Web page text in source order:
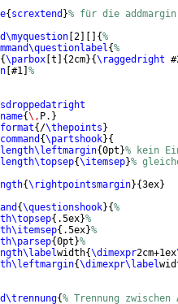
{ scrextend }% für die addmargin
2 {%
{%
{\parbox t {2cm}{\raggedright
#1 %
{\, P. }
{ /\thepoints }
{\partshook}{
{0pt }% kein
{\itemsep}%
{\rightpointsmargin}{3ex}
{\questionshook}{%
{ .5ex}%
{ .5ex}%
{0pt }%
\labelwidth{\dimexpr2cm+1ex
{\dimexpr\label
{% Trennung zwischen